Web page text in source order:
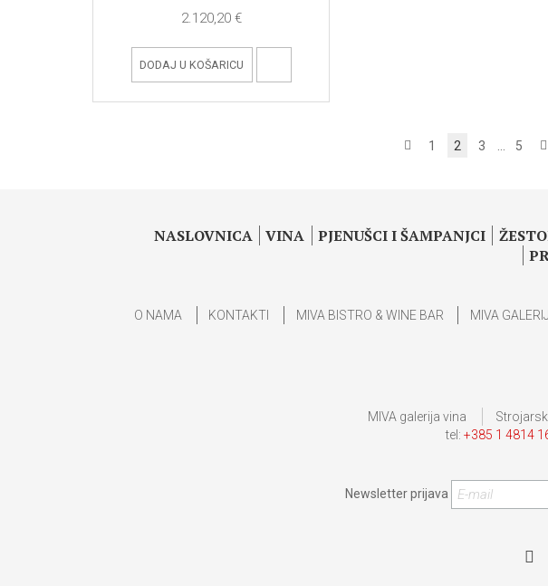
2.120,20 €
DODAJ U KOŠARICU
1 2 3 5
NASLOVNICA VINA PJENUŠCI I ŠAMPANJCI
O NAMA KONTAKTI MIVA BISTRO & WINE BAR MIVA
MIVA galerija vina
tel: +385 1 4814
Newsletter prijava